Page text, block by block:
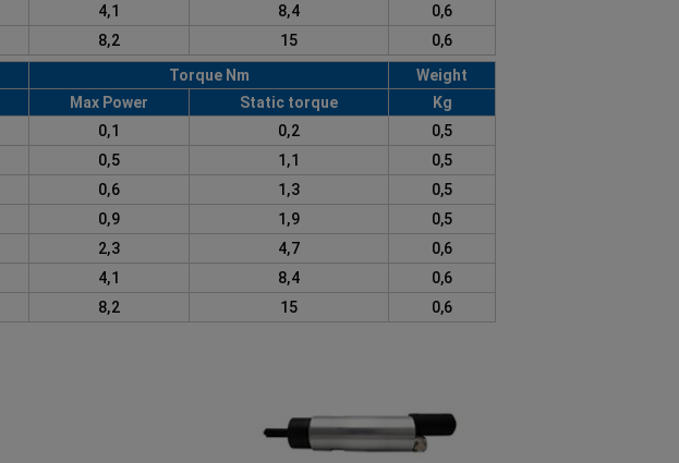
4,1 8,4
0,6
8,2 15
0,6
Torque Nm
Weight
Max Power Static torque
Kg
0,1 0,2
0,5
0,5 1,1
0,5
0,6 1,3
0,5
0,9 1,9
0,5
2,3 4,7
0,6
4,1 8,4
0,6
8,2 15 0,6